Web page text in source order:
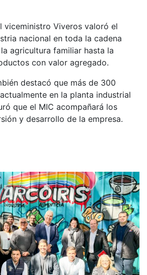
viceministro Viveros valoró el
nacional en toda la cadena
agricultura familiar hasta la
con valor agregado.
destacó que más de 300
en la planta industrial
que el MIC acompañará los
y desarrollo de la empresa.